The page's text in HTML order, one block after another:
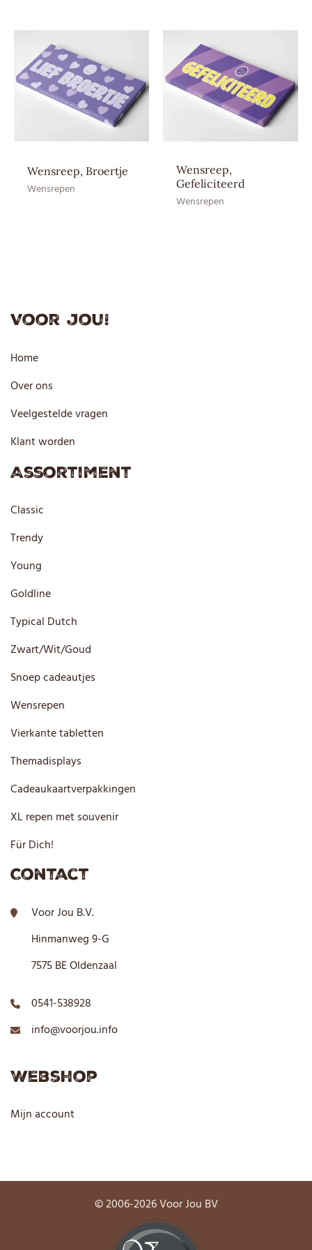
Ingrediënten
Aroma: natuurlijk vanille
aroma, Cacaoboter,
Cacaomassa, Emulgator:
SOJAlecithine, Suiker, Volle
MELKpoeder
Wensreep, Broertje
Wensrepen
Wensreep,
Gefeliciteerd
Wensrepen
Voor jou!
Home
Over ons
Veelgestelde vragen
Klant worden
Assortiment
Classic
Trendy
Young
Goldline
Typical Dutch
Zwart/Wit/Goud
Snoep cadeautjes
Wensrepen
Vierkante tabletten
Themadisplays
Cadeaukaartverpakkingen
XL repen met souvenir
Für Dich!
Contact
Voor Jou B.V.
Hinmanweg 9-G
7575 BE Oldenzaal
0541-538928
info@voorjou.info
Webshop
Mijn account
© 2006-2026 Voor Jou BV